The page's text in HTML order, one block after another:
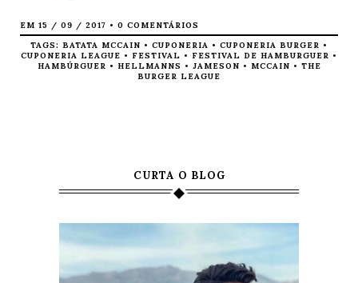
EM 15 / 09 / 2017 • 0 COMENTÁRIOS
TAGS: BATATA MCCAIN • CUPONERIA • CUPONERIA BURGER •
CUPONERIA LEAGUE • FESTIVAL • FESTIVAL DE HAMBURGUER •
HAMBÚRGUER • HELLMANNS • JAMESON • MCCAIN • THE
BURGER LEAGUE
CURTA O BLOG